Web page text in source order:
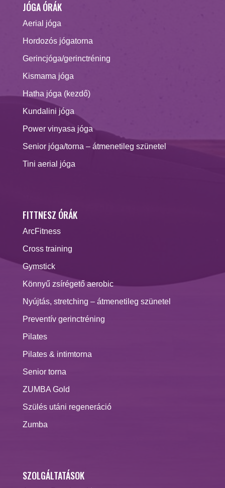
JÓGA ÓRÁK
Aerial jóga
Hordozós jógatorna
Gerincjóga/gerinctréning
Kismama jóga
Hatha jóga (kezdő)
Kundalini jóga
Power vinyasa jóga
Senior jóga/torna – átmenetileg szünetel
Tini aerial jóga
FITTNESZ ÓRÁK
ArcFitness
Cross training
Gymstick
Könnyű zsírégető aerobic
Nyújtás, stretching – átmenetileg szünetel
Preventív gerinctréning
Pilates
Pilates & intimtorna
Senior torna
ZUMBA Gold
Szülés utáni regeneráció
Zumba
SZOLGÁLTATÁSOK